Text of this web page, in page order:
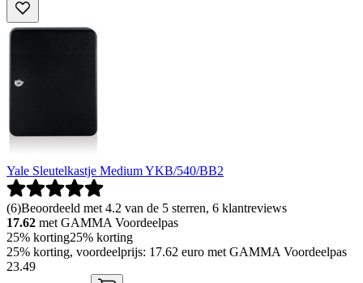
Yale Sleutelkastje Medium YKB/540/BB2
(6)Beoordeeld met 4.2 van de 5 sterren, 6 klantreviews
17.62 met GAMMA Voordeelpas
25% korting25% korting
25% korting, voordeelprijs: 17.62 euro met GAMMA Voordeelpas
23.49